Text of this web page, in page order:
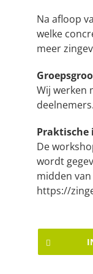
Na afloop
welke
meer
Wij werken
deelnemers.
De
wordt
midden
https://